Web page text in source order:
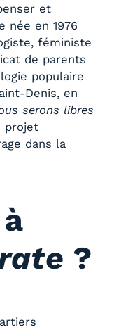
et
née en 1976
féministe
de parents
populaire
Denis, en
serons libres
projet
dans la
?